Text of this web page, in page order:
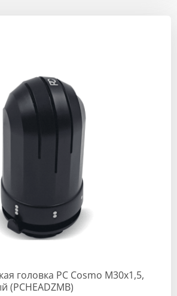
головка РС Cosmo М30х1,5,
(PCHEADZMB)